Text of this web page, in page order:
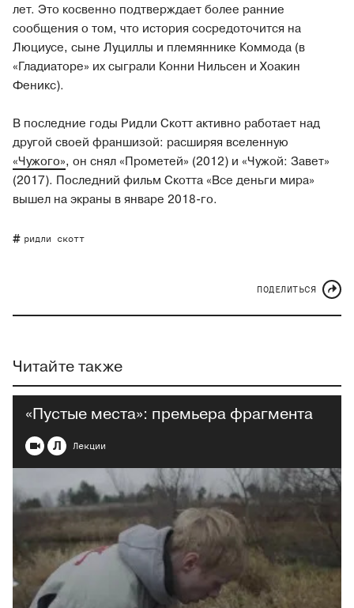
лет. Это косвенно подтверждает более ранние
сообщения о том, что история сосредоточится на
Люциусе, сыне Луциллы и племяннике Коммода (в
«Гладиаторе» их сыграли Конни Нильсен и Хоакин
Феникс).
В последние годы Ридли Скотт активно работает над
другой своей франшизой: расширяя вселенную
«Чужого», он снял «Прометей» (2012) и «Чужой: Завет»
(2017). Последний фильм Скотта «Все деньги мира»
вышел на экраны в январе 2018-го.
ридли скотт
ПОДЕЛИТЬСЯ
Читайте также
«Пустые места»: премьера фрагмента
Л Лекции